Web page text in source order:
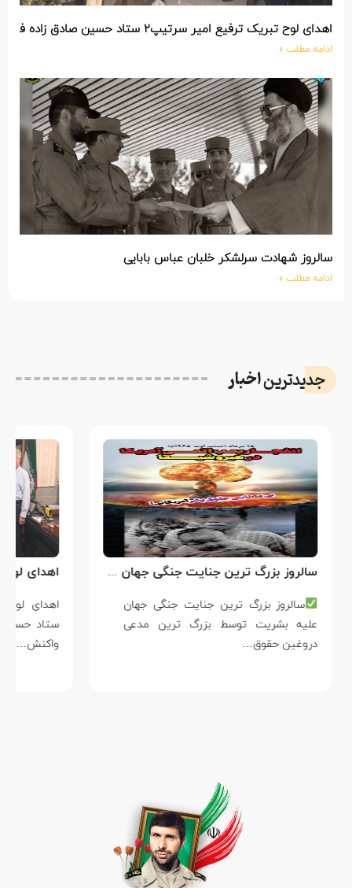
اهدای لوح تبریک ترفیع امیر سرتیپ۲ ستاد حسین صادق زاده فرمانده تیپ ۲۵ واکنش سریع شهید آبگون نزاجا مستقر در تبریز
ادامه مطلب »
سالروز شهادت سرلشکر خلبان عباس بابایی
ادامه مطلب »
جدیدتریناخبار
سالروز بزرگ ترین جنایت جنگی جهان علیه بشریت توسط بزرگ ترین مدعی دروغین حقوق بشر
سالروز بزرگ ترین جنایت جنگی جهان
علیه بشریت توسط بزرگ ترین مدعی
دروغین حقوق…
واکنش…